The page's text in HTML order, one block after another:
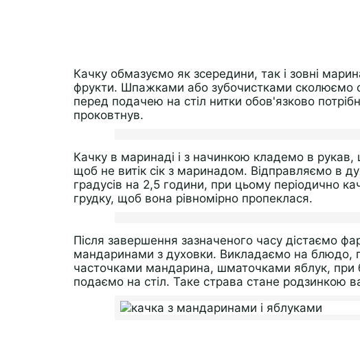
Качку обмазуємо як зсередини, так і зовні
фрукти. Шпажками або зубочистками сколюємо
перед подачею на стіл нитки обов'язково
проковтнув.
Качку в маринаді і з начинкою кладемо в рукав,
щоб не витік сік з маринадом. Відправляємо в
градусів на 2,5 години, при цьому періодично
грудку, щоб вона рівномірно пропеклася.
Після завершення зазначеного часу дістаємо
мандаринами з духовки. Викладаємо на блюдо,
часточками мандарина, шматочками яблук, при
подаємо на стіл. Таке страва стане родзинкою